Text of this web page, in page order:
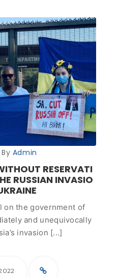
Admin
RESERVATI
RUSSIAN INVASIO
on the government of
and unequivocally
invasion [...]